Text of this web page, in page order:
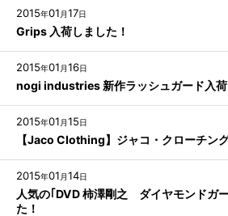
2015年01 月17日
Grips 入荷しました！
2015年01 月16日
nogi industries 新作ラッシュガード入荷
2015年01 月15日
【Jaco Clothing】ジャコ・クローチン
2015年01 月14日
人気の｢DVD 柿澤剛之 ダイヤモンドガ
た！